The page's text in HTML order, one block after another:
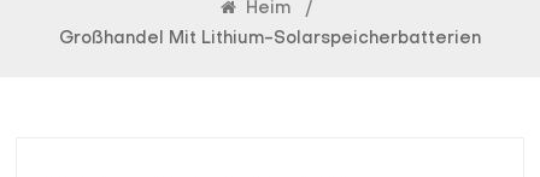
Heim
/
Großhandel Mit Lithium-Solarspeicherbatterien